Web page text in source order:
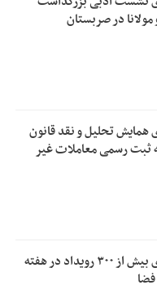
در صربستان
همایش تحلیل و نقد قانون
ثبت رسمی معاملات غیر
برگزاری بیش از ۳۰۰ رویداد در هفته